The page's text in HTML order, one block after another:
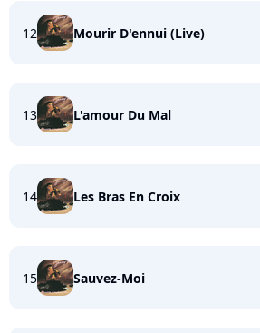
12 Mourir D'ennui (Live)
13 L'amour Du Mal
14 Les Bras En Croix
15 Sauvez-Moi